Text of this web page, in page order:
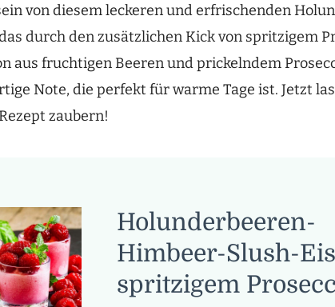
von diesem leckeren und erfrischenden
durch den zusätzlichen Kick von spritzigem
aus fruchtigen Beeren und prickelndem
Note, die perfekt für warme Tage ist. Jetzt
zaubern!
Holunderbeeren-
Himbeer-Slush-
spritzigem